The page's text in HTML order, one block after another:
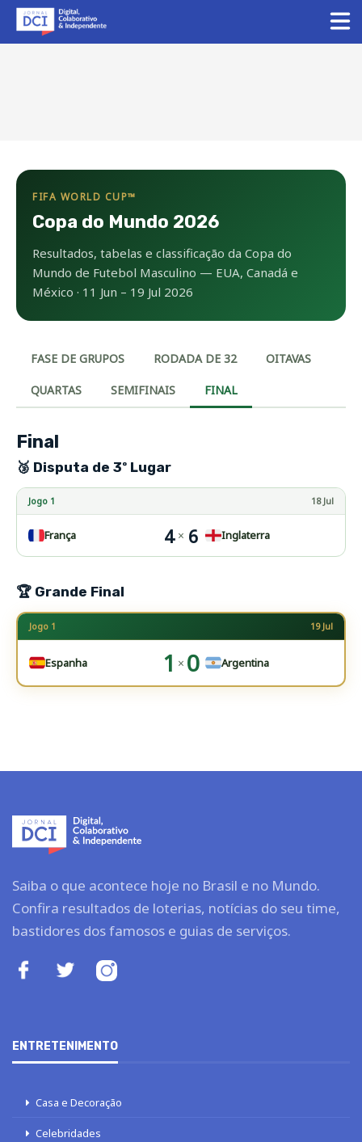
FIFA WORLD CUP™
Copa do Mundo 2026
Resultados, tabelas e classificação da Copa do
Mundo de Futebol Masculino — EUA, Canadá e
México · 11 Jun – 19 Jul 2026
FASE DE GRUPOS RODADA DE 32 OITAVAS
QUARTAS SEMIFINAIS FINAL
Final
🥉 Disputa de 3º Lugar
Jogo 1 18 Jul
França 4 × 6 Inglaterra
🏆 Grande Final
Jogo 1 19 Jul
Espanha 1 × 0 Argentina
Saiba o que acontece hoje no Brasil e no Mundo.
Confira resultados de loterias, notícias do seu time,
bastidores dos famosos e guias de serviços.
ENTRETENIMENTO
Casa e Decoração
Celebridades